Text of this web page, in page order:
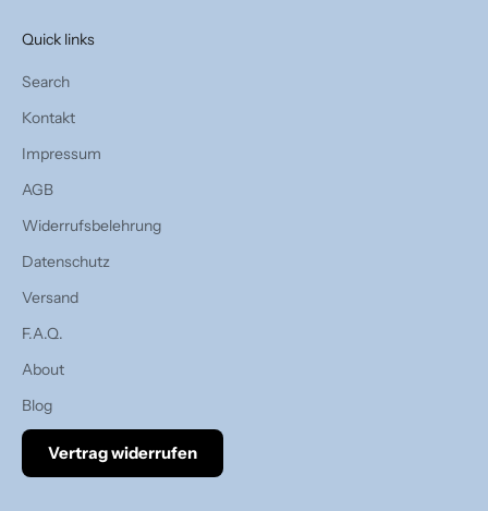
Quick links
Search
Kontakt
Impressum
AGB
Widerrufsbelehrung
Datenschutz
Versand
F.A.Q.
About
Blog
Vertrag widerrufen